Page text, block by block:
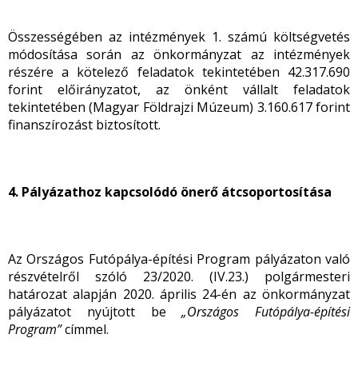
Összességében az intézmények 1. számú költségvetés
módosítása során az önkormányzat az intézmények
részére a kötelező feladatok tekintetében 42.317.690
forint előirányzatot, az önként vállalt feladatok
tekintetében (Magyar Földrajzi Múzeum) 3.160.617 forint
finanszírozást biztosított.
4. Pályázathoz kapcsolódó önerő átcsoportosítása
Az Országos Futópálya-építési Program pályázaton való
részvételről szóló 23/2020. (IV.23.) polgármesteri
határozat alapján 2020. április 24-én az önkormányzat
pályázatot nyújtott be„Országos Futópálya-építési
Program”címmel.